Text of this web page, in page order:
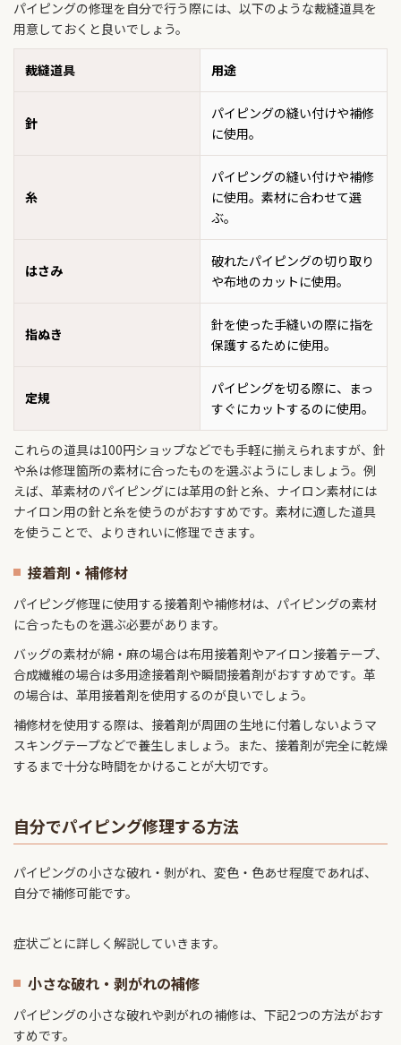
パイピングの修理を自分で行う際には、以下のような裁縫道具を
用意しておくと良いでしょう。
裁縫道具 用途
針
パイピングの縫い付けや補修
に使用。
糸
パイピングの縫い付けや補修
に使用。素材に合わせて選
ぶ。
はさみ
破れたパイピングの切り取り
や布地のカットに使用。
指ぬき
針を使った手縫いの際に指を
保護するために使用。
定規
パイピングを切る際に、まっ
すぐにカットするのに使用。
これらの道具は100円ショップなどでも手軽に揃えられますが、針
や糸は修理箇所の素材に合ったものを選ぶようにしましょう。例
えば、革素材のパイピングには革用の針と糸、ナイロン素材には
ナイロン用の針と糸を使うのがおすすめです。素材に適した道具
を使うことで、よりきれいに修理できます。
接着剤・補修材
パイピング修理に使用する接着剤や補修材は、パイピングの素材
に合ったものを選ぶ必要があります。
バッグの素材が綿・麻の場合は布用接着剤やアイロン接着テープ、
合成繊維の場合は多用途接着剤や瞬間接着剤がおすすめです。革
の場合は、革用接着剤を使用するのが良いでしょう。
補修材を使用する際は、接着剤が周囲の生地に付着しないようマ
スキングテープなどで養生しましょう。また、接着剤が完全に乾燥
するまで十分な時間をかけることが大切です。
自分でパイピング修理する方法
パイピングの小さな破れ・剝がれ、変色・色あせ程度であれば、
自分で補修可能です。
症状ごとに詳しく解説していきます。
小さな破れ・剥がれの補修
パイピングの小さな破れや剥がれの補修は、下記2つの方法がおす
すめです。